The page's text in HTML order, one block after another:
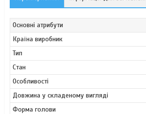
Основні атрибути
Країна виробник
Тип
Стан
Особливості
Довжина у складеному вигляді
Форма голови